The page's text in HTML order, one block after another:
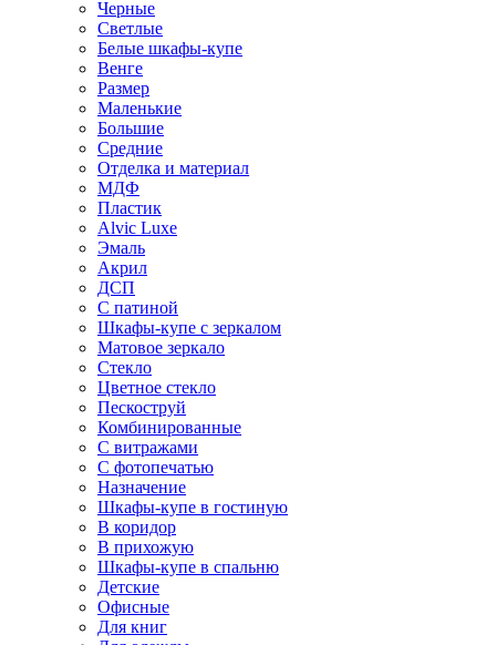
Черные
Светлые
Белые шкафы-купе
Венге
Размер
Маленькие
Большие
Средние
Отделка и материал
МДФ
Пластик
Alvic Luxe
Эмаль
Акрил
ДСП
С патиной
Шкафы-купе с зеркалом
Матовое зеркало
Стекло
Цветное стекло
Пескоструй
Комбинированные
С витражами
С фотопечатью
Назначение
Шкафы-купе в гостиную
В коридор
В прихожую
Шкафы-купе в спальню
Детские
Офисные
Для книг